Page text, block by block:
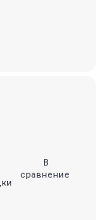
В
сравнение